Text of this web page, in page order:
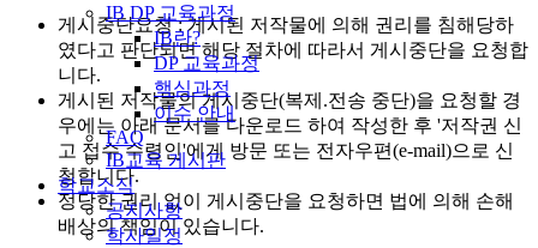
IB DP 교육과정
IB란?
DP 교육과정
핵심과정
이수 안내
FAQ
IB교육 게시판
학교소식
공지사항
학사일정
게시중단요청 : 게시된 저작물에 의해 권리를 침해당하
였다고 판단되면 해당 절차에 따라서 게시중단을 요청합
니다.
게시된 저작물의 게시중단(복제.전송 중단)을 요청할 경
우에는 아래 문서를 다운로드 하여 작성한 후 '저작권 신
고 접수 수령인'에게 방문 또는 전자우편(e-mail)으로 신
청합니다.
정당한 권리 없이 게시중단을 요청하면 법에 의해 손해
배상의 책임이 있습니다.